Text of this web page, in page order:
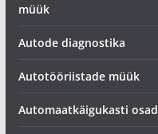
müük
Autode diagnostika
Autotööriistade müük
Automaatkäigukasti osad